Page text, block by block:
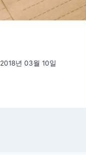
2018년 03월 10일